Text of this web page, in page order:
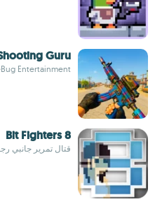
Guru
Entertainment
8 Bit Fighters
قتال تمرير جانبي